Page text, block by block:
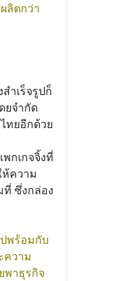
ลิตกว่า
ำเร็จรูปก็
ยจำกัด
ทยอีกด้วย
กเกจจิ้งที่
ห้ความ
ที่ ซึ่งกล่อง
พร้อมกับ
ความ
พาธุรกิจ